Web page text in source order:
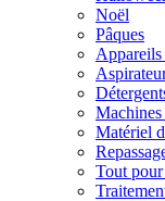
Noël
Pâques
Appareils
Matériel
Tout